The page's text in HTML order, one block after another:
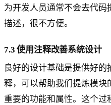
为开发人员通常不会去代
描述，很不方便。
7.3 使用注释改善系统设计
良好的设计基础是提供好
释，可以帮助我们提炼模块
重要的功能和属性。这个过